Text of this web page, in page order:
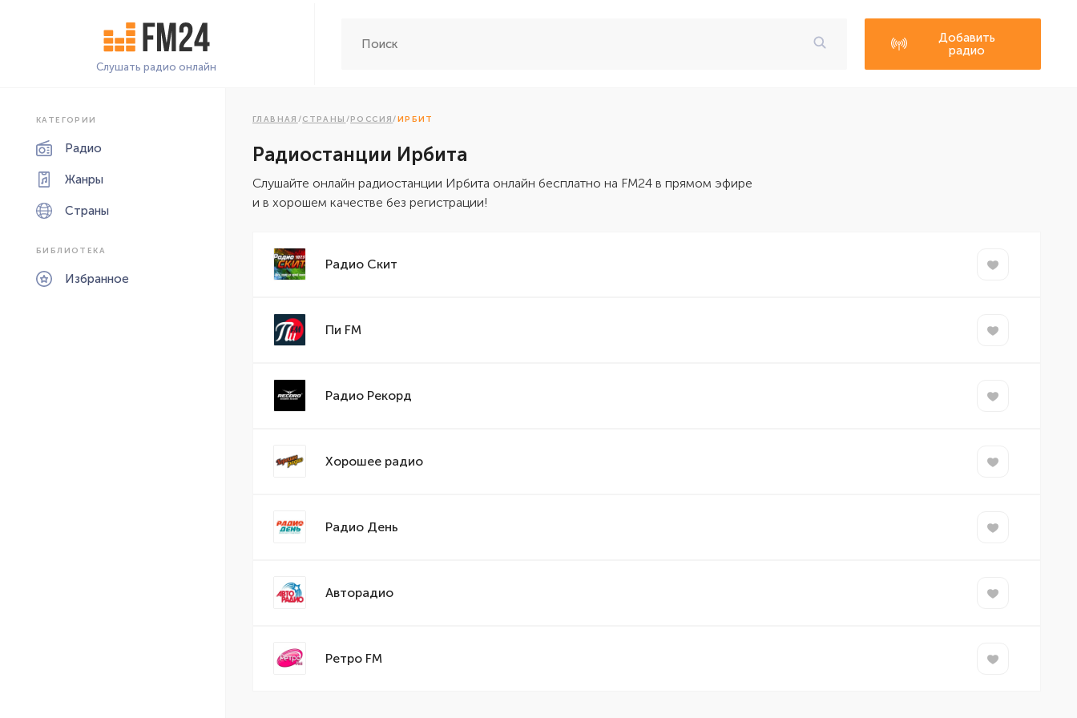
Слушать радио онлайн
Добавить
радио
КАТЕГОРИИ
Радио
Жанры
Страны
БИБЛИОТЕКА
Избранное
ГЛАВНАЯ /СТРАНЫ /РОССИЯ/ИРБИТ
Радиостанции Ирбита
Cлушайте онлайн радиостанции Ирбита онлайн бесплатно на FM24 в прямом эфире
и в хорошем качестве без регистрации!
Радио Скит
Пи FM
Радио Рекорд
Хорошее радио
Радио День
Авторадио
Ретро FM